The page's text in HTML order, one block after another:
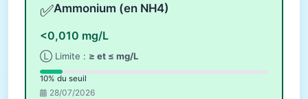
✅Ammonium (en NH4)
<0,010 mg/L
Ⓛ Limite : ≥ et ≤ mg/L
10% du seuil
28/07/2026